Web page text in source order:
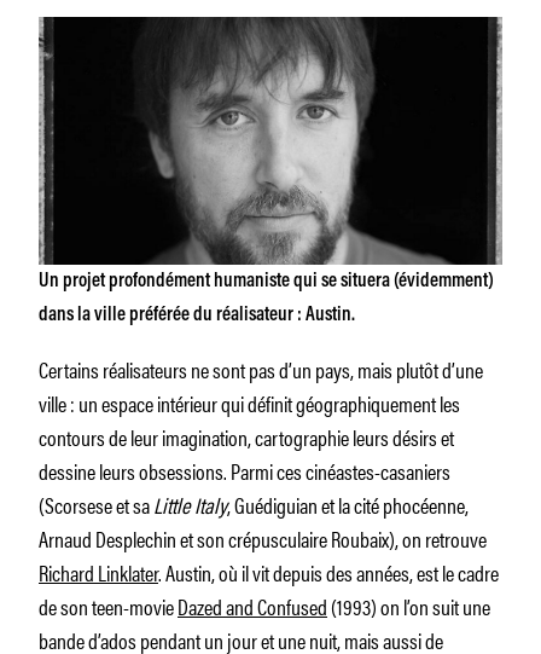
Un projet profondément humaniste qui se situera (évidemment)
dans la ville préférée du réalisateur : Austin.
Certains réalisateurs ne sont pas d’un pays, mais plutôt d’une
ville : un espace intérieur qui définit géographiquement les
contours de leur imagination, cartographie leurs désirs et
dessine leurs obsessions. Parmi ces cinéastes-casaniers
(Scorsese et saLittle Italy, Guédiguian et la cité phocéenne,
Arnaud Desplechin et son crépusculaire Roubaix), on retrouve
Richard Linklater. Austin, où il vit depuis des années, est le cadre
de son teen-movieDazed and Confused(1993) on l’on suit une
bande d’ados pendant un jour et une nuit, mais aussi de